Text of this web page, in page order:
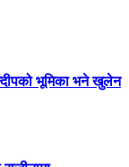
भूमिका भने खुलेन